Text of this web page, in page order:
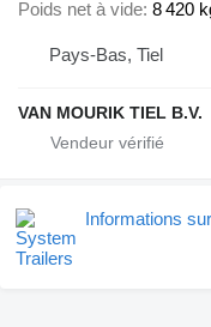
Poids net à vide 8 420
Pays-Bas, Tiel
VAN MOURIK TIEL B.V.
Informations